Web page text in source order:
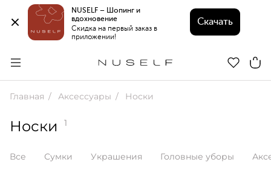
NUSELF – Шопинг и
вдохновение
Скидка на первый заказ в
приложении!
Скачать
Главная Аксессуары Носки
Носки 1
Все Сумки Украшения Головные уборы